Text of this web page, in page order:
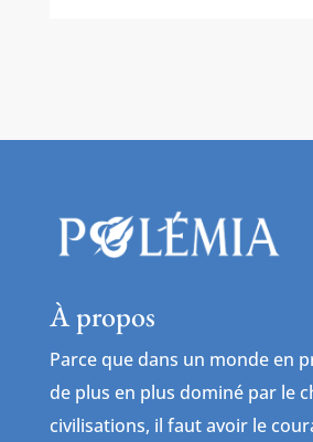
À propos
Parce que dans un monde en
de plus en plus dominé par le
civilisations, il faut avoir le